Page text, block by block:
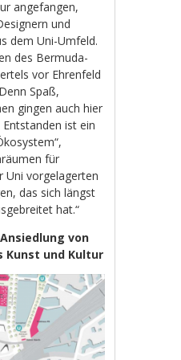
angefangen,
und
dem Uni-Umfeld.
des Bermuda-
vor Ehrenfeld
Spaß,
gingen auch hier
ist ein
für
Uni vorgelagerten
das sich längst
hat.“
von
Kunst und Kultur